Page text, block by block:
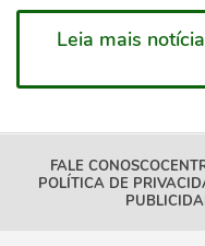
Leia mais
FALE CONOSCO
POLÍTICA DE